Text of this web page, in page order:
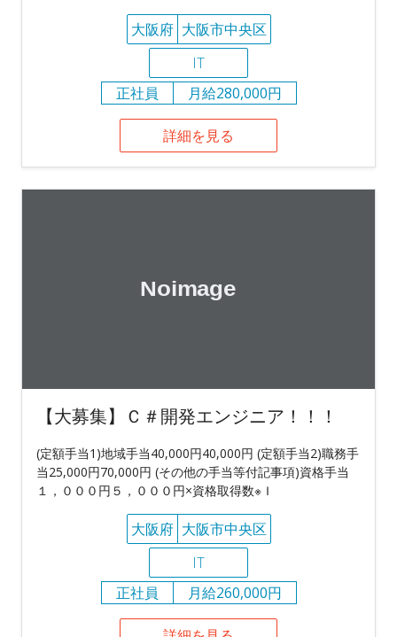
大阪府 大阪市中央区
IT
正社員
月給280,000円
詳細を見る
【大募集】Ｃ＃開発エンジニア！！！
(定額手当1)地域手当40,000円40,000円 (定額手当2)職務手
当25,000円70,000円 (その他の手当等付記事項)資格手当
１，０００円５，０００円×資格取得数※Ｉ
大阪府 大阪市中央区
IT
正社員
月給260,000円